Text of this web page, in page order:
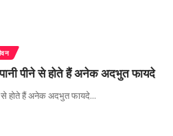
पीने से होते हैं अनेक अदभुत फायदे
से होते हैं अनेक अदभुत फायदे…